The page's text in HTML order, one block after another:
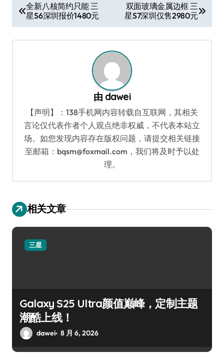
章
导
全新八核简约只能 三
星S6深圳报价1480元
双面玻璃金属边框 三
星S7深圳仅售2980元
由 dawei
【声明】：138手机网内容转载自互联网，其相关
言论仅代表作者个人观点绝非权威，不代表本站立
场。如您发现内容存在版权问题，请提交相关链接
至邮箱：bqsm@foxmail.com，我们将及时予以处
理。
相关文章
三星
Galaxy S25 Ultra颜值巅峰，定制主题
潮酷上线！
dawei 8 月 6, 2026